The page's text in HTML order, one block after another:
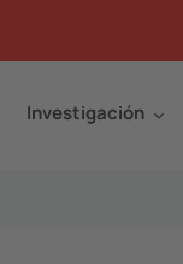
Investigación